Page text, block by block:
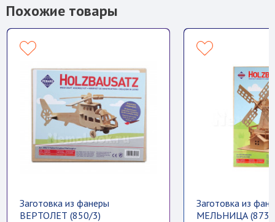
Похожие товары
Заготовка из фанеры
ВЕРТОЛЕТ (850/3)
Заготовка из
МЕЛЬНИЦА (873)